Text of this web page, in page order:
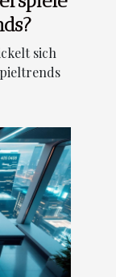
sich